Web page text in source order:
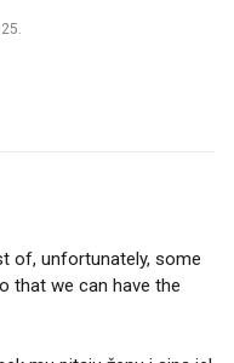
of, unfortunately, some
that we can have the